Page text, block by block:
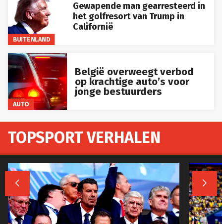
BUITENLAND
Gewapende man gearresteerd in
het golfresort van Trump in
Californië
AUTO
België overweegt verbod
op krachtige auto’s voor
jonge bestuurders
TOPSPORT VERHALEN
 